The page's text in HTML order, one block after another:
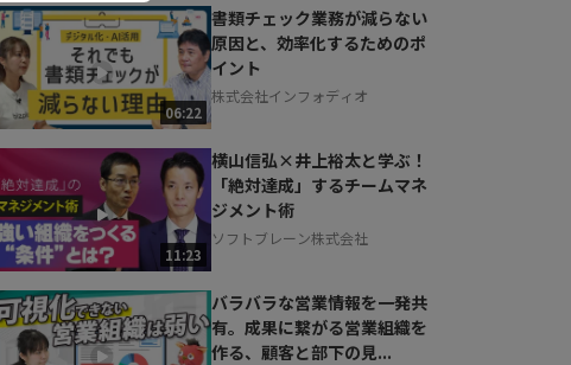
06:22
書類チェック業務が減らない
原因と、効率化するためのポ
イント
株式会社インフォディオ
11:23
横山信弘×井上裕太と学ぶ！
「絶対達成」するチームマネ
ジメント術
ソフトブレーン株式会社
バラバラな営業情報を一発共
有。成果に繋がる営業組織を
作る、顧客と部下の見...